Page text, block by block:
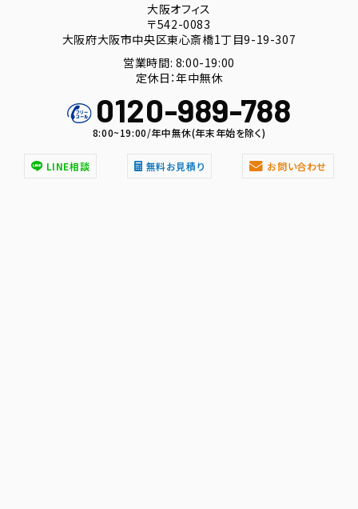
大阪オフィス
〒542-0083
大阪府大阪市中央区東心斎橋1丁目9-19-307
営業時間: 8:00-19:00
定休日：年中無休
0120-989-788
8:00~19:00/年中無休(年末年始を除く)
LINE相談 無料お見積り お問い合わせ